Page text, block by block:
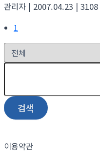
관리자 | 2007.04.23 | 3108
1
검색
이용약관